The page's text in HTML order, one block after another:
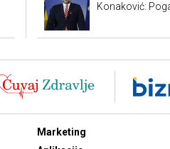
Konaković:
Marketing